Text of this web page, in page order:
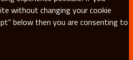
without changing your cookie
below then you are consenting to